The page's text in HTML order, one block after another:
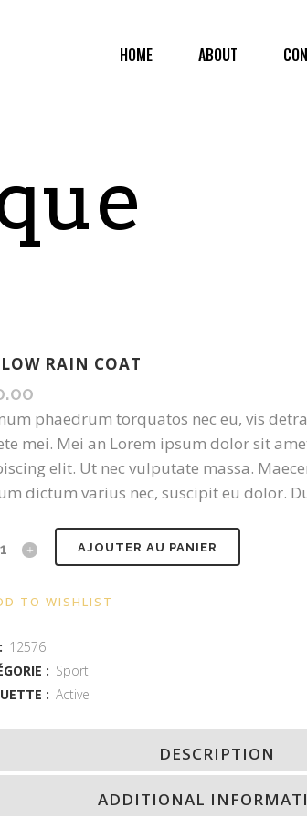
HOME ABOUT
RAIN COAT
phaedrum torquatos nec eu, vis
mei. Mei an Lorem ipsum dolor sit
elit. Ut nec vulputate massa.
dictum varius nec, suscipit eu dolor.
AJOUTER AU PANIER
TO WISHLIST
12576
: Sport
: Active
DESCRIPTION
ADDITIONAL